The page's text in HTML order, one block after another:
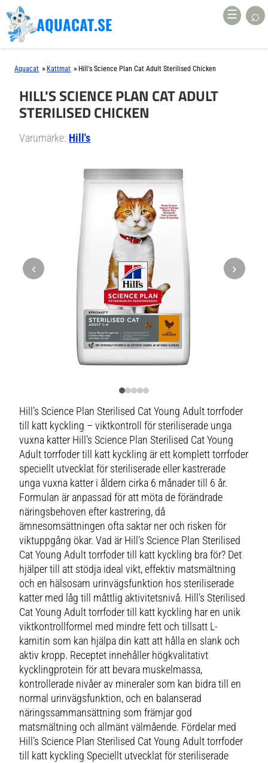
AQUACAT.SE ☰ ⌕
Aquacat » Kattmat » Hill's Science Plan Cat Adult Sterilised Chicken
HILL'S SCIENCE PLAN CAT ADULT
STERILISED CHICKEN
Varumärke: Hill's
‹ ›
Hill’s Science Plan Sterilised Cat Young Adult torrfoder
till katt kyckling – viktkontroll för steriliserade unga
vuxna katter Hill’s Science Plan Sterilised Cat Young
Adult torrfoder till katt kyckling är ett komplett torrfoder
speciellt utvecklat för steriliserade eller kastrerade
unga vuxna katter i åldern cirka 6 månader till 6 år.
Formulan är anpassad för att möta de förändrade
näringsbehoven efter kastrering, då
ämnesomsättningen ofta saktar ner och risken för
viktuppgång ökar. Vad är Hill’s Science Plan Sterilised
Cat Young Adult torrfoder till katt kyckling bra för? Det
hjälper till att stödja ideal vikt, effektiv matsmältning
och en hälsosam urinvägsfunktion hos steriliserade
katter med låg till måttlig aktivitetsnivå. Hill’s Sterilised
Cat Young Adult torrfoder till katt kyckling har en unik
viktkontrollformel med mindre fett och tillsatt L-
karnitin som kan hjälpa din katt att hålla en slank och
aktiv kropp. Receptet innehåller högkvalitativt
kycklingprotein för att bevara muskelmassa,
kontrollerade nivåer av mineraler som kan bidra till en
normal urinvägsfunktion, och en balanserad
näringssammansättning som främjar god
matsmältning och allmänt välmående. Fördelar med
Hill’s Science Plan Sterilised Cat Young Adult torrfoder
till katt kyckling Speciellt utvecklat för steriliserade